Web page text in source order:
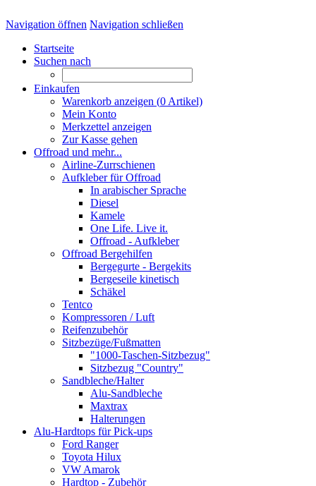
Navigation öffnen Navigation schließen
Startseite
Suchen nach
Einkaufen
Warenkorb anzeigen (0 Artikel)
Mein Konto
Merkzettel anzeigen
Zur Kasse gehen
Offroad und mehr...
Airline-Zurrschienen
Aufkleber für Offroad
In arabischer Sprache
Diesel
Kamele
One Life. Live it.
Offroad - Aufkleber
Offroad Bergehilfen
Bergegurte - Bergekits
Bergeseile kinetisch
Schäkel
Tentco
Kompressoren / Luft
Reifenzubehör
Sitzbezüge/Fußmatten
"1000-Taschen-Sitzbezug"
Sitzbezug "Country"
Sandbleche/Halter
Alu-Sandbleche
Maxtrax
Halterungen
Alu-Hardtops für Pick-ups
Ford Ranger
Toyota Hilux
VW Amarok
Hardtop - Zubehör